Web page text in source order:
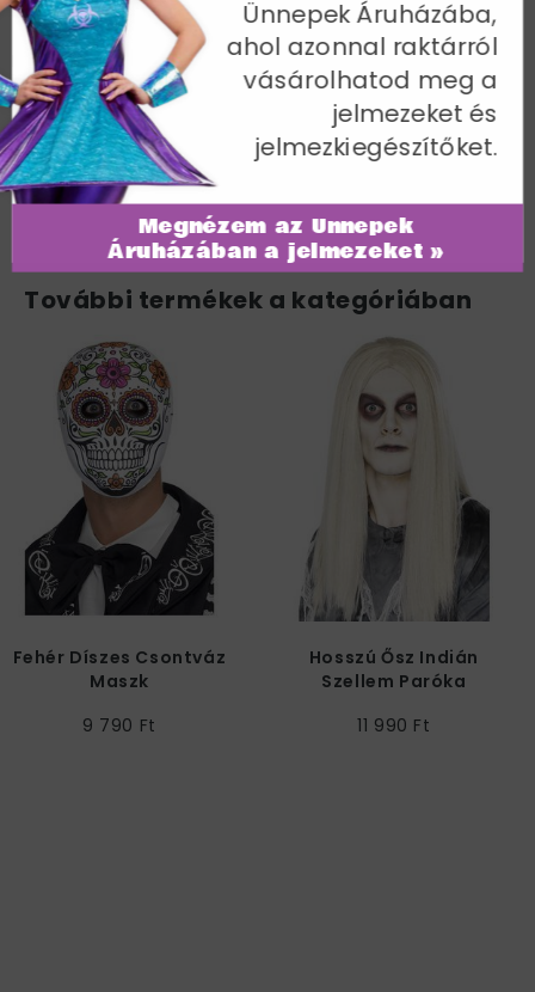
Nyaksállal és Kalappal - M
Mellbőség 97-102 cm / Derékbőség 81-86 cm / Belső
lábhossz 83 cm
Cikkszám: 33586M
További termékek a kategóriában
Fehér Díszes Csontváz
Maszk
9 790 Ft
Hosszú Ősz Indián
Szellem Paróka
11 990 Ft
Megnézem az Ünnepek
Áruházában a jelmezeket »
Ünnepek Áruházába,
ahol azonnal raktárról
vásárolhatod meg a
jelmezeket és
jelmezkiegészítőket.